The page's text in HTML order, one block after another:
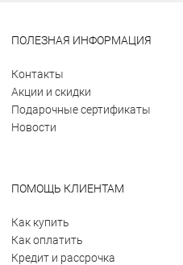
ПОЛЕЗНАЯ ИНФОРМАЦИЯ
Контакты
Акции и скидки
Подарочные сертификаты
Новости
ПОМОЩЬ КЛИЕНТАМ
Как купить
Как оплатить
Кредит и рассрочка